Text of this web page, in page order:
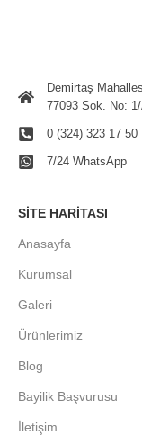
Demirtaş
77093 Sok. No:
0 (324) 323 17 50
7/24 WhatsApp
SITE HARITASI
Anasayfa
Kurumsal
Galeri
Ürünlerimiz
Blog
Bayilik Başvurusu
İletişim